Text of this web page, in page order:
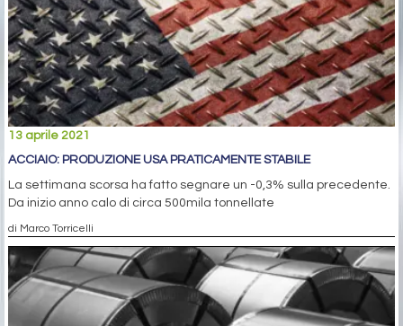
13 aprile 2021
ACCIAIO: PRODUZIONE USA PRATICAMENTE STABILE
La settimana scorsa ha fatto segnare un -0,3% sulla precedente.
Da inizio anno calo di circa 500mila tonnellate
di Marco Torricelli